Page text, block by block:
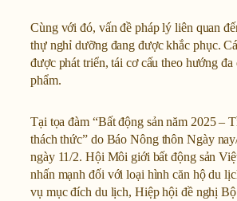
Cùng với đó, vấn đề pháp lý liên quan
thự nghỉ dưỡng đang được khắc phục.
được phát triển, tái cơ cấu theo hướng đa
phẩm.
Tại tọa đàm “Bất động sản năm 2025 –
thách thức” do Báo Nông thôn Ngày
ngày 11/2. Hội Môi giới bất động sản
nhấn mạnh đối với loại hình căn hộ du
vụ mục đích du lịch, Hiệp hội đề nghị